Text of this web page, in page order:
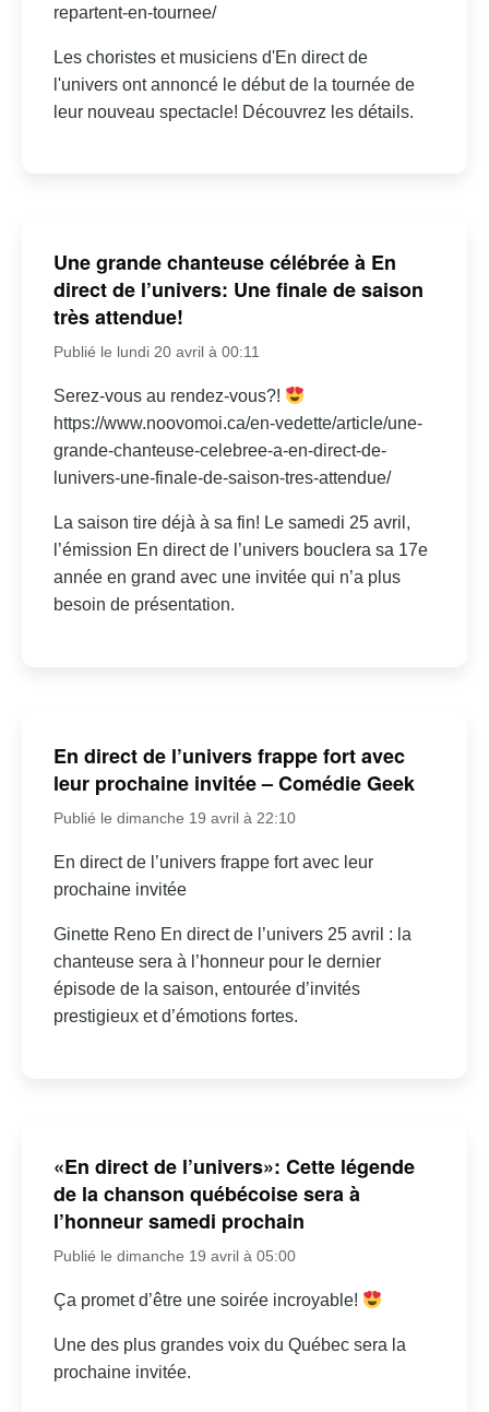
repartent-en-tournee/
Les choristes et musiciens d'En direct de
l'univers ont annoncé le début de la tournée de
leur nouveau spectacle! Découvrez les détails.
Une grande chanteuse célébrée à En
direct de l’univers: Une finale de saison
très attendue!
Publié le lundi 20 avril à 00:11
Serez-vous au rendez-vous?!
https://www.noovomoi.ca/en-vedette/article/une-
grande-chanteuse-celebree-a-en-direct-de-
lunivers-une-finale-de-saison-tres-attendue/
La saison tire déjà à sa fin! Le samedi 25 avril,
l’émission En direct de l’univers bouclera sa 17e
année en grand avec une invitée qui n’a plus
besoin de présentation.
En direct de l’univers frappe fort avec
leur prochaine invitée – Comédie Geek
Publié le dimanche 19 avril à 22:10
En direct de l’univers frappe fort avec leur
prochaine invitée
Ginette Reno En direct de l’univers 25 avril : la
chanteuse sera à l’honneur pour le dernier
épisode de la saison, entourée d’invités
prestigieux et d’émotions fortes.
«En direct de l’univers»: Cette légende
de la chanson québécoise sera à
l’honneur samedi prochain
Publié le dimanche 19 avril à 05:00
Ça promet d’être une soirée incroyable!
Une des plus grandes voix du Québec sera la
prochaine invitée.